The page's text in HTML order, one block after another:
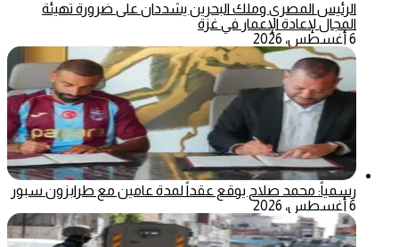
الرئيس المصري وملك البحرين يشددان على ضرورة تهيئة
المجال لإعادة الإعمار في غزة
6 أغسطس، 2026
رسمياً: محمد صلاح يوقع عقداً لمدة عامين مع طرابزون سبور
6 أغسطس، 2026